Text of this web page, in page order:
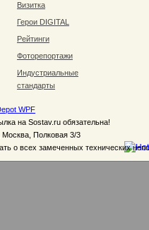
Визитка
Герои DIGITAL
Рейтинги
Фоторепортажи
Индустриальные
стандарты
WPF
на Sostav.ru обязательна!
Москва, Полковая 3/3
о всех замеченных технических